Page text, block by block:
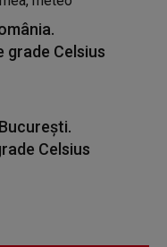
grade Celsius
Celsius